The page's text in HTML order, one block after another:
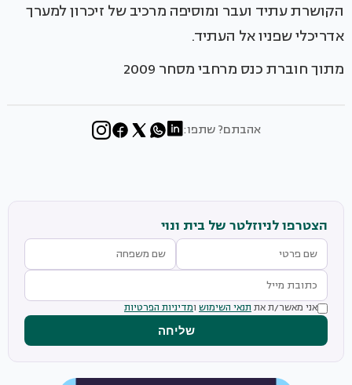
הקושרת עתיד ועבר ומוסיפה מרכיב של זיכרון למערך
אדריכלי שפניו אל העתיד.
מתוך חוברת כנס מרחבי מסחר 2009
אהבתם? שתפו:
הצטרפו לניוזלטר של בית ונוי
אני מאשר/ת את תנאי השימוש ומדיניות הפרטיות
שליחה